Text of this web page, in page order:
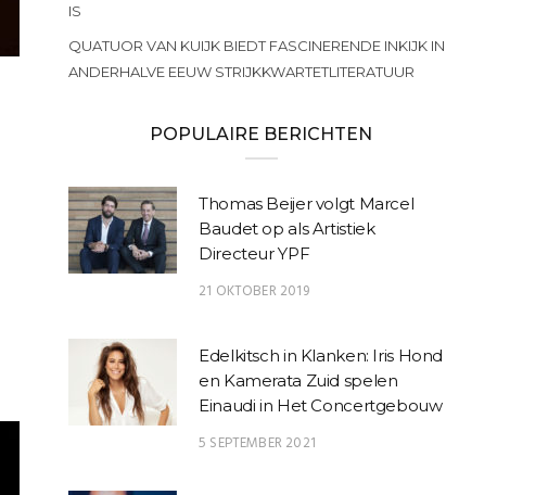
IS
QUATUOR VAN KUIJK BIEDT FASCINERENDE INKIJK IN
ANDERHALVE EEUW STRIJKKWARTETLITERATUUR
POPULAIRE BERICHTEN
Thomas Beijer volgt Marcel
Baudet op als Artistiek
Directeur YPF
21 OKTOBER 2019
Edelkitsch in Klanken: Iris Hond
en Kamerata Zuid spelen
Einaudi in Het Concertgebouw
5 SEPTEMBER 2021